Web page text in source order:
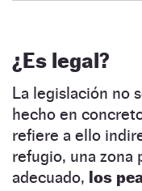
¿Es legal?
La legislación no
hecho en
refiere a ello
refugio, una zona
adecuado, los